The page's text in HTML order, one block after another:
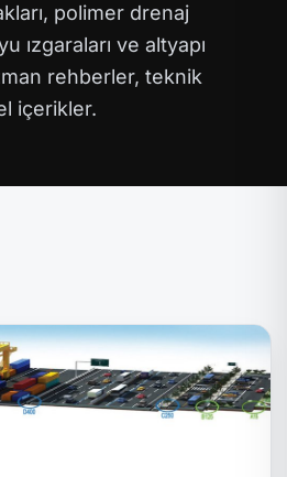
polimer drenaj
ızgaraları ve altyapı
rehberler, teknik
içerikler.